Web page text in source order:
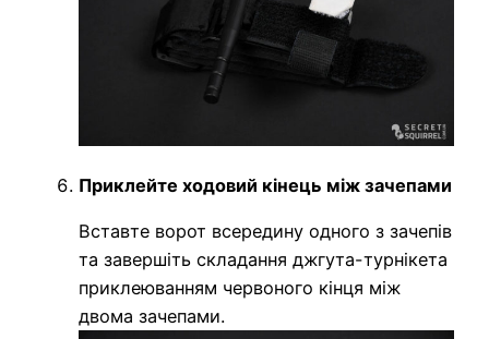
Приклейте ходовий кінець між зачепами
Вставте ворот всередину одного з зачепів
та завершіть складання джгута-турнікета
приклеюванням червоного кінця між
двома зачепами.